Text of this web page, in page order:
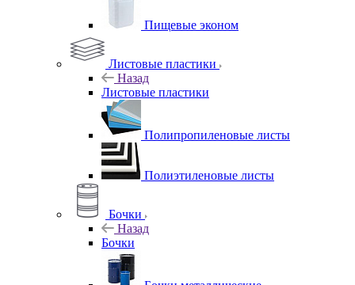
Пищевые эконом
Листовые пластики
Назад
Листовые пластики
Полипропиленовые листы
Полиэтиленовые листы
Бочки
Назад
Бочки